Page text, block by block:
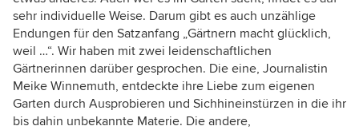
sehr individuelle Weise. Darum gibt es auch unzählige
Endungen für den Satzanfang „Gärtnern macht glücklich,
weil …“. Wir haben mit zwei leidenschaftlichen
Gärtnerinnen darüber gesprochen. Die eine, Journalistin
Meike Winnemuth, entdeckte ihre Liebe zum eigenen
Garten durch Ausprobieren und Sichhineinstürzen in die ihr
bis dahin unbekannte Materie. Die andere,